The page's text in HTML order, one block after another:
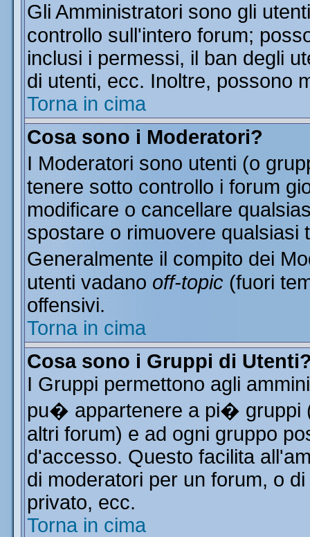
Gli Amministratori sono gli
controllo sull'intero forum;
inclusi i permessi, il ban degli
di utenti, ecc. Inoltre, possono
Torna in cima
Cosa sono i Moderatori?
I Moderatori sono utenti (o
tenere sotto controllo i forum
modificare o cancellare
spostare o rimuovere qualsiasi
Generalmente il compito dei
utenti vadano off-topic (fuori
offensivi.
Torna in cima
Cosa sono i Gruppi di
I Gruppi permettono agli
pu� appartenere a pi� gruppi
altri forum) e ad ogni gruppo
d'accesso. Questo facilita
di moderatori per un forum, o
privato, ecc.
Torna in cima